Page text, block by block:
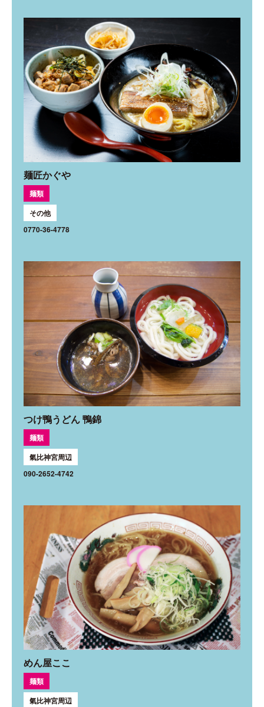
麺匠かぐや
麺類
その他
0770-36-4778
つけ鴨うどん 鴨錦
麺類
氣比神宮周辺
090-2652-4742
めん屋ここ
麺類
氣比神宮周辺